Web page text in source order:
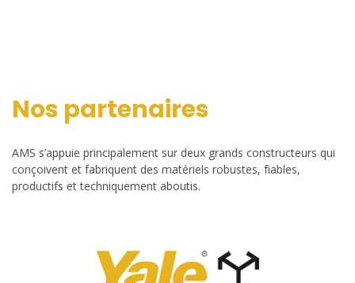
Nos partenaires
AMS s’appuie principalement sur deux grands constructeurs qui
conçoivent et fabriquent des matériels robustes, fiables,
productifs et techniquement aboutis.